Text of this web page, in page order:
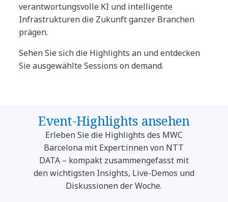
verantwortungsvolle KI und intelligente
Infrastrukturen die Zukunft ganzer Branchen
prägen.
Sehen Sie sich die Highlights an und entdecken
Sie ausgewählte Sessions on demand.
Event-Highlights ansehen
Erleben Sie die Highlights des MWC
Barcelona mit Expert:innen von NTT
DATA – kompakt zusammengefasst mit
den wichtigsten Insights, Live-Demos und
Diskussionen der Woche.